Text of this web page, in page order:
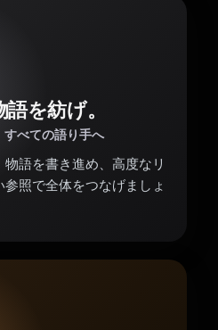
を紡げ。
べての語り手へ
語を書き進め、高度なリ
照で全体をつなげましょ